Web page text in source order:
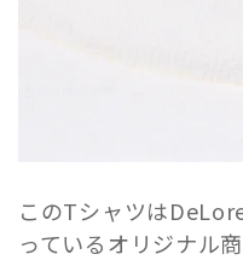
このTシャツは
っているオリジナル商